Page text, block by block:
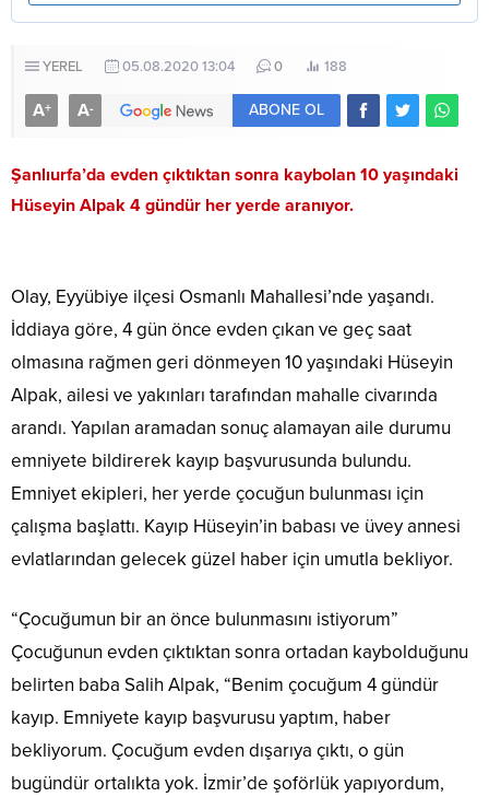
YEREL 05.08.2020 13:04 0 188
A+ A- ABONE OL
Şanlıurfa’da evden çıktıktan sonra kaybolan 10 yaşındaki
Hüseyin Alpak 4 gündür her yerde aranıyor.
Olay, Eyyübiye ilçesi Osmanlı Mahallesi’nde yaşandı.
İddiaya göre, 4 gün önce evden çıkan ve geç saat
olmasına rağmen geri dönmeyen 10 yaşındaki Hüseyin
Alpak, ailesi ve yakınları tarafından mahalle civarında
arandı. Yapılan aramadan sonuç alamayan aile durumu
emniyete bildirerek kayıp başvurusunda bulundu.
Emniyet ekipleri, her yerde çocuğun bulunması için
çalışma başlattı. Kayıp Hüseyin’in babası ve üvey annesi
evlatlarından gelecek güzel haber için umutla bekliyor.
“Çocuğumun bir an önce bulunmasını istiyorum”
Çocuğunun evden çıktıktan sonra ortadan kaybolduğunu
belirten baba Salih Alpak, “Benim çocuğum 4 gündür
kayıp. Emniyete kayıp başvurusu yaptım, haber
bekliyorum. Çocuğum evden dışarıya çıktı, o gün
bugündür ortalıkta yok. İzmir’de şoförlük yapıyordum,